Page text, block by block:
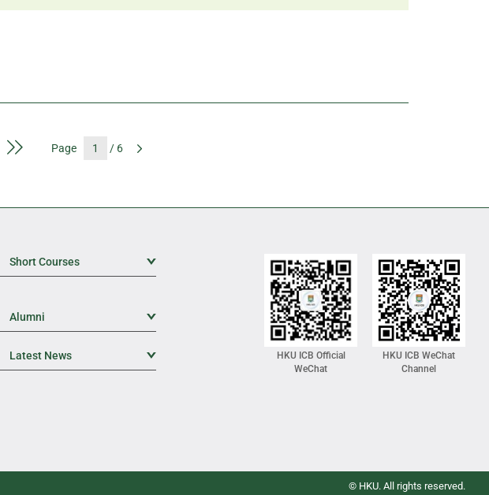
PageLast Page
Page / 6
Short Courses
Alumni
Latest News
HKU ICB Official
WeChat
HKU ICB WeChat
Channel
© HKU. All rights reserved.